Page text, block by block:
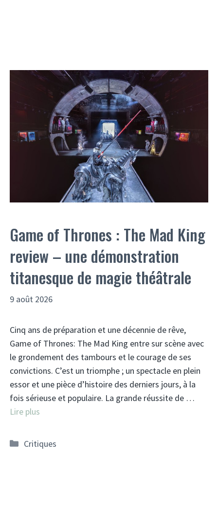
Game of Thrones : The Mad King
review – une démonstration
titanesque de magie théâtrale
9 août 2026
Cinq ans de préparation et une décennie de rêve,
Game of Thrones: The Mad King entre sur scène avec
le grondement des tambours et le courage de ses
convictions. C’est un triomphe ; un spectacle en plein
essor et une pièce d’histoire des derniers jours, à la
fois sérieuse et populaire. La grande réussite de …
Lire plus
Catégories
Critiques